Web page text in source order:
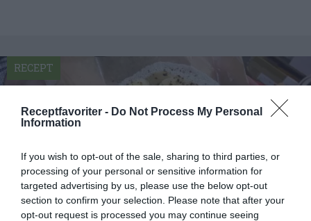
Receptfavoriter - Do Not Process My Personal
Information
If you wish to opt-out of the sale, sharing to third parties, or
processing of your personal or sensitive information for
targeted advertising by us, please use the below opt-out
section to confirm your selection. Please note that after your
opt-out request is processed you may continue seeing
RECEPT